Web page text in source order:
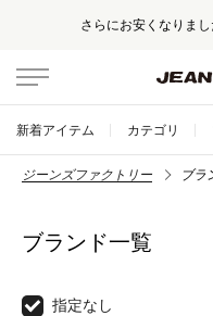
さらにお安くなりま
新着アイテム カテゴリ
ジーンズファクトリー ブラ
ブランド一覧
指定なし